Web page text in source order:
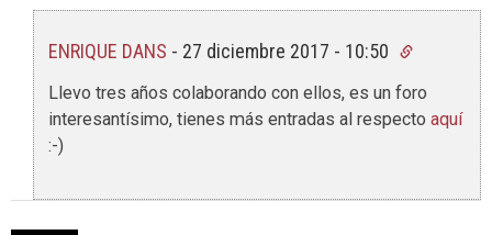
ENRIQUE DANS - 27 diciembre 2017 - 10:50
Llevo tres años colaborando con ellos, es un foro
interesantísimo, tienes más entradas al respecto aquí
:-)